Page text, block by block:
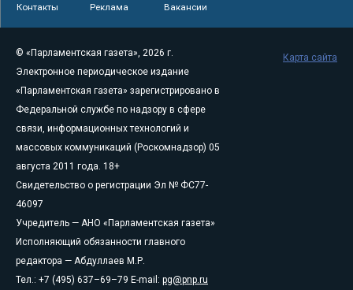
Контакты Реклама Вакансии
© «Парламентская газета», 2026 г.
Электронное периодическое издание
«Парламентская газета» зарегистрировано в
Федеральной службе по надзору в сфере
связи, информационных технологий и
массовых коммуникаций (Роскомнадзор) 05
августа 2011 года. 18+
Свидетельство о регистрации Эл № ФС77-
46097
Учредитель — АНО «Парламентская газета»
Исполняющий обязанности главного
редактора — Абдуллаев М.Р.
Тел.: +7 (495) 637–69–79 E-mail: pg@pnp.ru
Карта сайта